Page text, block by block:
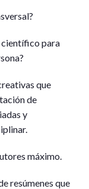
científico para
que
de
y
máximo.
resúmenes que